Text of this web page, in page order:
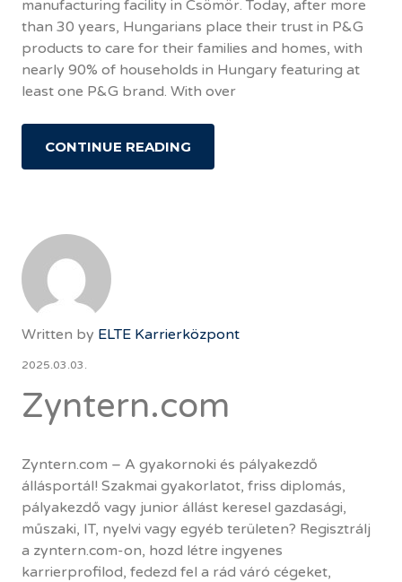
manufacturing facility in Csömör. Today, after more
than 30 years, Hungarians place their trust in P&G
products to care for their families and homes, with
nearly 90% of households in Hungary featuring at
least one P&G brand. With over
CONTINUE READING
Written by ELTE Karrierközpont
2025.03.03.
Zyntern.com
Zyntern.com – A gyakornoki és pályakezdő
állásportál! Szakmai gyakorlatot, friss diplomás,
pályakezdő vagy junior állást keresel gazdasági,
műszaki, IT, nyelvi vagy egyéb területen? Regisztrálj
a zyntern.com-on, hozd létre ingyenes
karrierprofilod, fedezd fel a rád váró cégeket,